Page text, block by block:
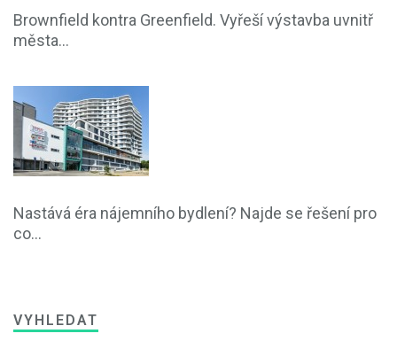
Brownfield kontra Greenfield. Vyřeší výstavba uvnitř
města...
Nastává éra nájemního bydlení? Najde se řešení pro
co...
VYHLEDAT